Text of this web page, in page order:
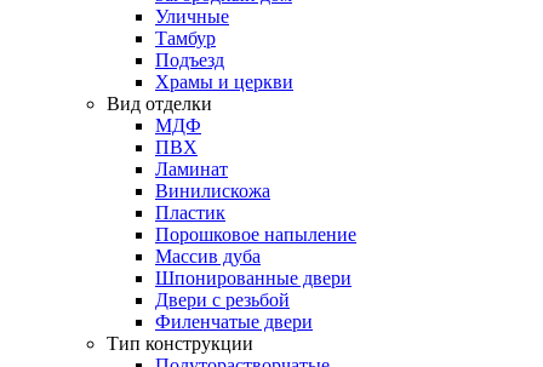
Уличные
Тамбур
Подъезд
Храмы и церкви
Вид отделки
МДФ
ПВХ
Ламинат
Винилискожа
Пластик
Порошковое напыление
Массив дуба
Шпонированные двери
Двери с резьбой
Филенчатые двери
Тип конструкции